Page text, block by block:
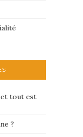
et tout est
?